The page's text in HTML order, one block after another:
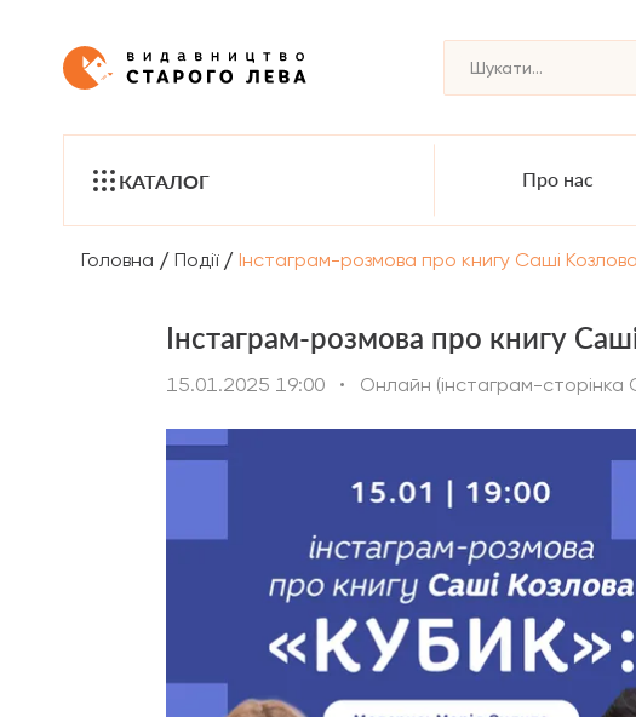
КАТАЛОГ Про нас
Головна / Події / Інстаграм-розмова про книгу Саші
Інстаграм-розмова про книгу
15.01.2025 19:00 • Онлайн (інстаграм-сторінка